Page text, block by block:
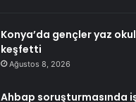
Konya’da gençler yaz
keşfetti
Ağustos 8, 2026
Ahbap soruşturmasında